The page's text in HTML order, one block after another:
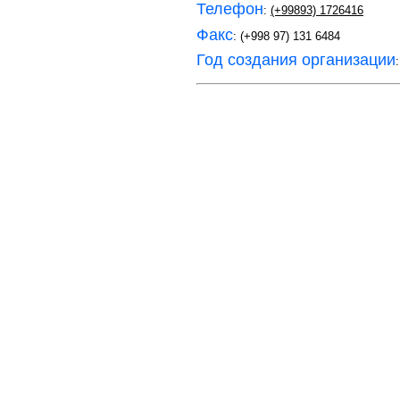
Телефон: (+99893) 1726416
Факс: (+998 97) 131 6484
Год создания организации